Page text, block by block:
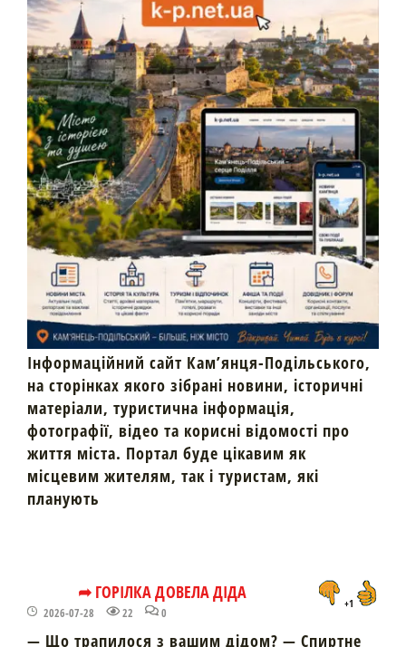
Інформаційний сайт Кам’янця-Подільського,
на сторінках якого зібрані новини, історичні
матеріали, туристична інформація,
фотографії, відео та корисні відомості про
життя міста. Портал буде цікавим як
місцевим жителям, так і туристам, які
планують
➦ ГОРІЛКА ДОВЕЛА ДІДА
2026-07-28 22 0
+1
— Що трапилося з вашим дідом? — Спиртне